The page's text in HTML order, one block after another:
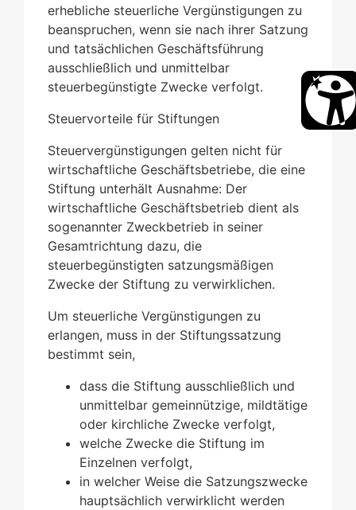
erhebliche steuerliche Vergünstigungen zu
beanspruchen, wenn sie nach ihrer Satzung
und tatsächlichen Geschäftsführung
ausschließlich und unmittelbar
steuerbegünstigte Zwecke verfolgt.
Steuervorteile für Stiftungen
Steuervergünstigungen gelten nicht für
wirtschaftliche Geschäftsbetriebe, die eine
Stiftung unterhält Ausnahme: Der
wirtschaftliche Geschäftsbetrieb dient als
sogenannter Zweckbetrieb in seiner
Gesamtrichtung dazu, die
steuerbegünstigten satzungsmäßigen
Zwecke der Stiftung zu verwirklichen.
Um steuerliche Vergünstigungen zu
erlangen, muss in der Stiftungssatzung
bestimmt sein,
dass die Stiftung ausschließlich und
unmittelbar gemeinnützige, mildtätige
oder kirchliche Zwecke verfolgt,
welche Zwecke die Stiftung im
Einzelnen verfolgt,
in welcher Weise die Satzungszwecke
hauptsächlich verwirklicht werden